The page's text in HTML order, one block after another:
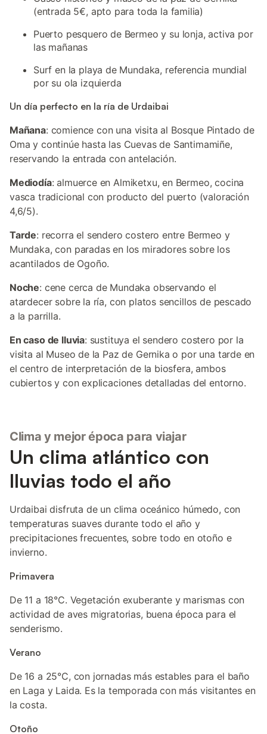
(entrada 5€, apto para toda la familia)
Puerto pesquero de Bermeo y su lonja, activa por
las mañanas
Surf en la playa de Mundaka, referencia mundial
por su ola izquierda
Un día perfecto en la ría de Urdaibai
Mañana: comience con una visita al Bosque Pintado de
Oma y continúe hasta las Cuevas de Santimamiñe,
reservando la entrada con antelación.
Mediodía: almuerce en Almiketxu, en Bermeo, cocina
vasca tradicional con producto del puerto (valoración
4,6/5).
Tarde: recorra el sendero costero entre Bermeo y
Mundaka, con paradas en los miradores sobre los
acantilados de Ogoño.
Noche: cene cerca de Mundaka observando el
atardecer sobre la ría, con platos sencillos de pescado
a la parrilla.
En caso de lluvia: sustituya el sendero costero por la
visita al Museo de la Paz de Gernika o por una tarde en
el centro de interpretación de la biosfera, ambos
cubiertos y con explicaciones detalladas del entorno.
Clima y mejor época para viajar
Un clima atlántico con
lluvias todo el año
Urdaibai disfruta de un clima oceánico húmedo, con
temperaturas suaves durante todo el año y
precipitaciones frecuentes, sobre todo en otoño e
invierno.
Primavera
De 11 a 18°C. Vegetación exuberante y marismas con
actividad de aves migratorias, buena época para el
senderismo.
Verano
De 16 a 25°C, con jornadas más estables para el baño
en Laga y Laida. Es la temporada con más visitantes en
la costa.
Otoño